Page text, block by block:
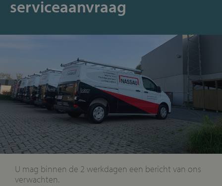
serviceaanvraag
U mag binnen de 2 werkdagen een bericht van ons
verwachten.